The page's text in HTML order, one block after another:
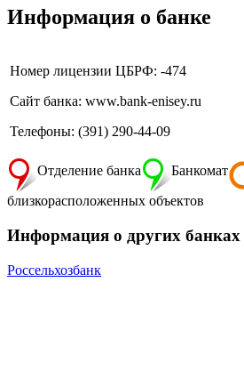
Информация о банке
Номер лицензии ЦБРФ: -474
Сайт банка: www.bank-enisey.ru
Телефоны: (391) 290-44-09
Отделение банка Банкомат
близкорасположенных объектов
Информация о других банках
Россельхозбанк